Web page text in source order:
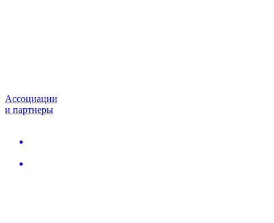
Ассоциации
и партнеры